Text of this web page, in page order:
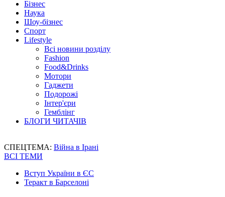
Бізнес
Наука
Шоу-бізнес
Спорт
Lifestyle
Всі новини розділу
Fashion
Food&Drinks
Мотори
Гаджети
Подорожі
Інтер'єри
Гемблінг
БЛОГИ ЧИТАЧІВ
СПЕЦТЕМА: Війна в Ірані
ВСІ ТЕМИ
Вступ України в ЄС
Теракт в Барселоні